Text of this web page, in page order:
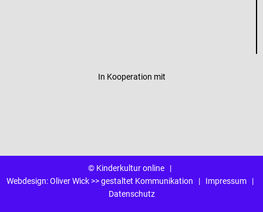
In Kooperation mit
© Kinderkultur online |
Webdesign:Oliver Wick >> gestaltet Kommunikation | Impressum|
Datenschutz